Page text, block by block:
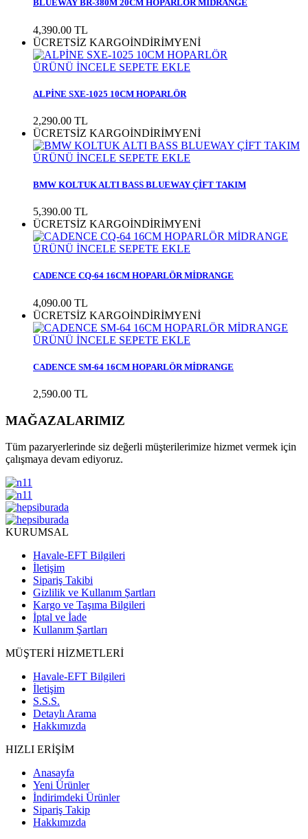
BLUEWAY BR-380M 20CM HOPARLÖR MİDRANGE
4,390.00 TL
ÜCRETSİZ KARGOİNDİRİMYENİ
ÜRÜNÜ İNCELE SEPETE EKLE
ALPİNE SXE-1025 10CM HOPARLÖR
2,290.00 TL
ÜCRETSİZ KARGOİNDİRİMYENİ
ÜRÜNÜ İNCELE SEPETE EKLE
BMW KOLTUK ALTI BASS BLUEWAY ÇİFT TAKIM
5,390.00 TL
ÜCRETSİZ KARGOİNDİRİMYENİ
ÜRÜNÜ İNCELE SEPETE EKLE
CADENCE CQ-64 16CM HOPARLÖR MİDRANGE
4,090.00 TL
ÜCRETSİZ KARGOİNDİRİMYENİ
ÜRÜNÜ İNCELE SEPETE EKLE
CADENCE SM-64 16CM HOPARLÖR MİDRANGE
2,590.00 TL
MAĞAZALARIMIZ
Tüm pazaryerlerinde siz değerli müşterilerimize hizmet vermek için
çalışmaya devam ediyoruz.
KURUMSAL
Havale-EFT Bilgileri
İletişim
Sipariş Takibi
Gizlilik ve Kullanım Şartları
Kargo ve Taşıma Bilgileri
İptal ve İade
Kullanım Şartları
MÜŞTERİ HİZMETLERİ
Havale-EFT Bilgileri
İletişim
S.S.S.
Detaylı Arama
Hakkımızda
HIZLI ERİŞİM
Anasayfa
Yeni Ürünler
İndirimdeki Ürünler
Sipariş Takip
Hakkımızda